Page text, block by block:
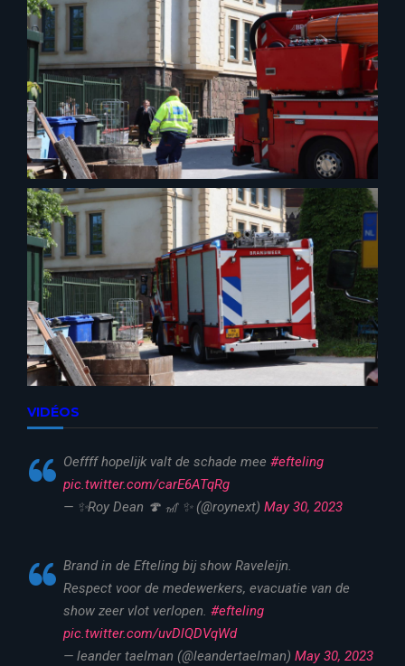
VIDÉOS
Oeffff hopelijk valt de schade mee #efteling
pic.twitter.com/carE6ATqRg
— ✨Roy Dean 🍄 🎢 ✨ (@roynext) May 30, 2023
Brand in de Efteling bij show Raveleijn.
Respect voor de medewerkers, evacuatie van de
show zeer vlot verlopen. #efteling
pic.twitter.com/uvDlQDVqWd
— leander taelman (@leandertaelman) May 30, 2023